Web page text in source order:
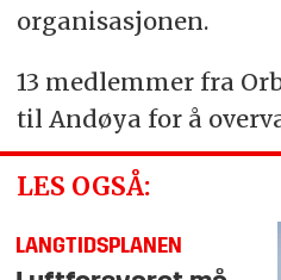
organisasjonen.
13 medlemmer fra
til Andøya for å
LES OGSÅ:
LANGTIDSPLANEN